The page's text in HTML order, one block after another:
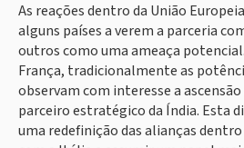
As reações dentro da União
alguns países a verem a parceria
outros como uma ameaça
França, tradicionalmente as
observam com interesse a
parceiro estratégico da Índia. Esta
uma redefinição das alianças